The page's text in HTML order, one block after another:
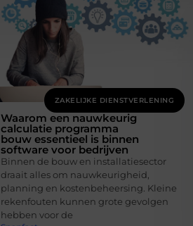
ZAKELIJKE DIENSTVERLENING
Waarom een nauwkeurig
calculatie programma
bouw essentieel is binnen
software voor bedrijven
Binnen de bouw en installatiesector
draait alles om nauwkeurigheid,
planning en kostenbeheersing. Kleine
rekenfouten kunnen grote gevolgen
hebben voor de